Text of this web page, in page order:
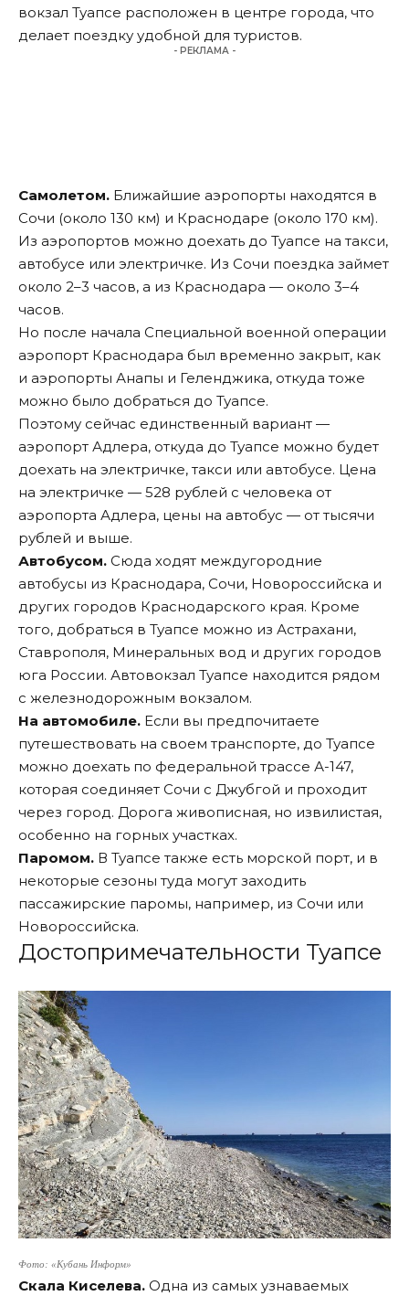
вокзал Туапсе расположен в центре города, что
делает поездку удобной для туристов.
- РЕКЛАМА -
Самолетом. Ближайшие аэропорты находятся в
Сочи (около 130 км) и Краснодаре (около 170 км).
Из аэропортов можно доехать до Туапсе на такси,
автобусе или электричке. Из Сочи поездка займет
около 2–3 часов, а из Краснодара — около 3–4
часов.
Но после начала Специальной военной операции
аэропорт Краснодара был временно закрыт, как
и аэропорты Анапы и Геленджика, откуда тоже
можно было добраться до Туапсе.
Поэтому сейчас единственный вариант —
аэропорт Адлера, откуда до Туапсе можно будет
доехать на электричке, такси или автобусе. Цена
на электричке — 528 рублей с человека от
аэропорта Адлера, цены на автобус — от тысячи
рублей и выше.
Автобусом. Сюда ходят междугородние
автобусы из Краснодара, Сочи, Новороссийска и
других городов Краснодарского края. Кроме
того, добраться в Туапсе можно из Астрахани,
Ставрополя, Минеральных вод и других городов
юга России. Автовокзал Туапсе находится рядом
с железнодорожным вокзалом.
На автомобиле. Если вы предпочитаете
путешествовать на своем транспорте, до Туапсе
можно доехать по федеральной трассе А-147,
которая соединяет Сочи с Джубгой и проходит
через город. Дорога живописная, но извилистая,
особенно на горных участках.
Паромом. В Туапсе также есть морской порт, и в
некоторые сезоны туда могут заходить
пассажирские паромы, например, из Сочи или
Новороссийска.
Достопримечательности Туапсе
Фото: «Кубань Информ»
Скала Киселева. Одна из самых узнаваемых